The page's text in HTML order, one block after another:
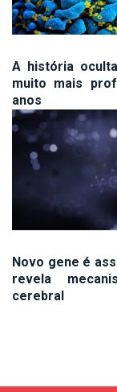
A história
muito mais
anos
Novo gene é
revela
cerebral